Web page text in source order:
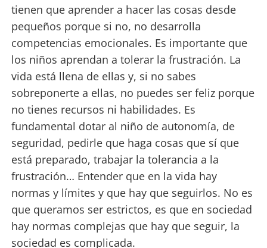
tienen que aprender a hacer las cosas desde
pequeños porque si no, no desarrolla
competencias emocionales. Es importante que
los niños aprendan a tolerar la frustración. La
vida está llena de ellas y, si no sabes
sobreponerte a ellas, no puedes ser feliz porque
no tienes recursos ni habilidades. Es
fundamental dotar al niño de autonomía, de
seguridad, pedirle que haga cosas que sí que
está preparado, trabajar la tolerancia a la
frustración… Entender que en la vida hay
normas y límites y que hay que seguirlos. No es
que queramos ser estrictos, es que en sociedad
hay normas complejas que hay que seguir, la
sociedad es complicada.